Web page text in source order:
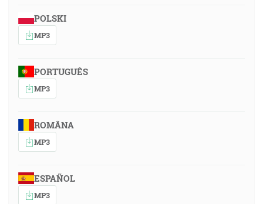
POLSKI
MP3
PORTUGUÊS
MP3
ROMÂNA
MP3
ESPAÑOL
MP3